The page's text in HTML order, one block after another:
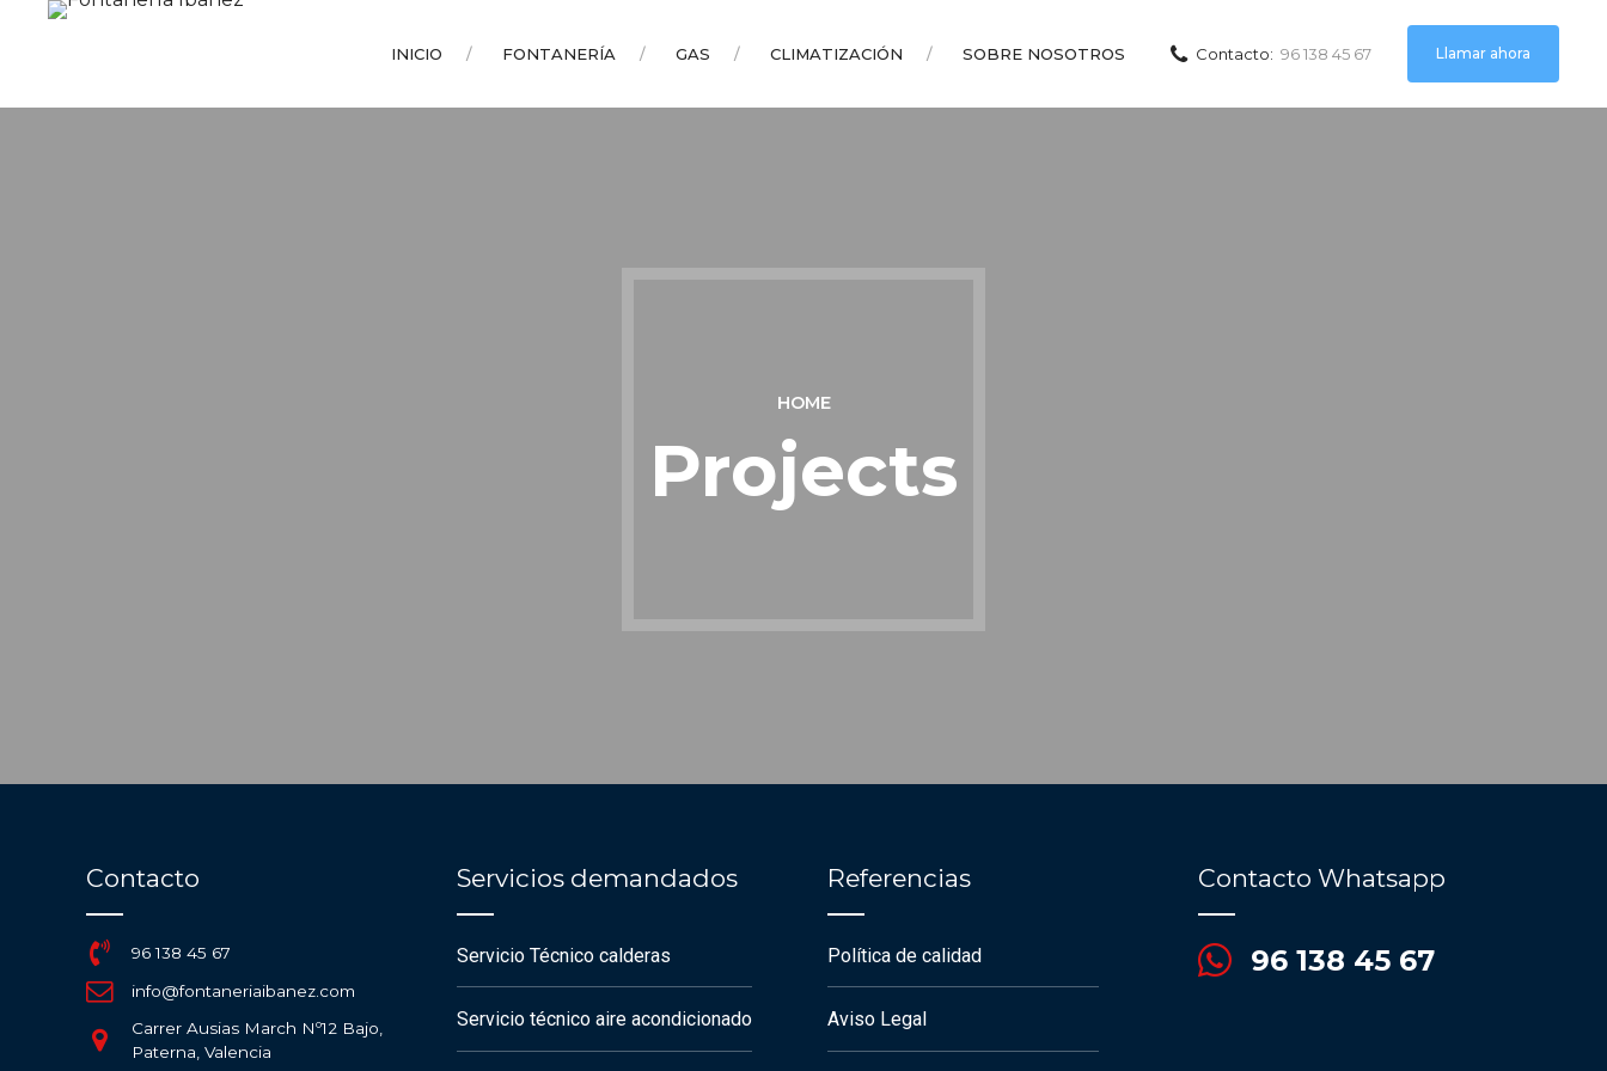
Contacto: 96 138 45 67 Llamar ahora
INICIO FONTANERÍA GAS CLIMATIZACIÓN SOBRE NOSOTROS
HOME
Projects
Contacto
96 138 45 67
info@fontaneriaibanez.com
Carrer Ausias March Nº12 Bajo,
Paterna, Valencia
Servicios demandados
Servicio Técnico calderas
Servicio técnico aire acondicionado
Referencias
Política de calidad
Aviso Legal
Contacto Whatsapp
96 138 45 67